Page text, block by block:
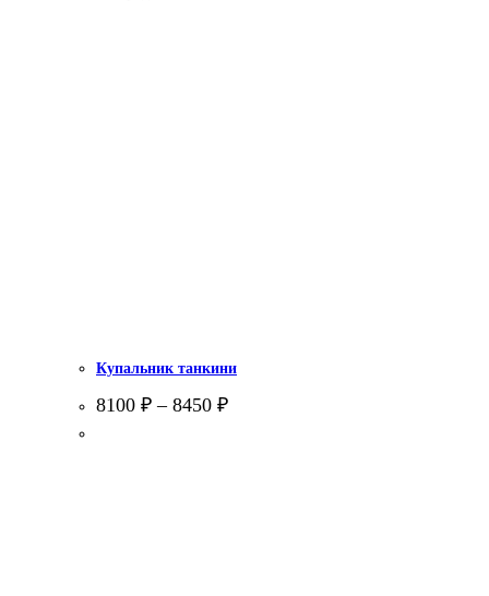
Купальник танкини
8100 ₽ – 8450 ₽